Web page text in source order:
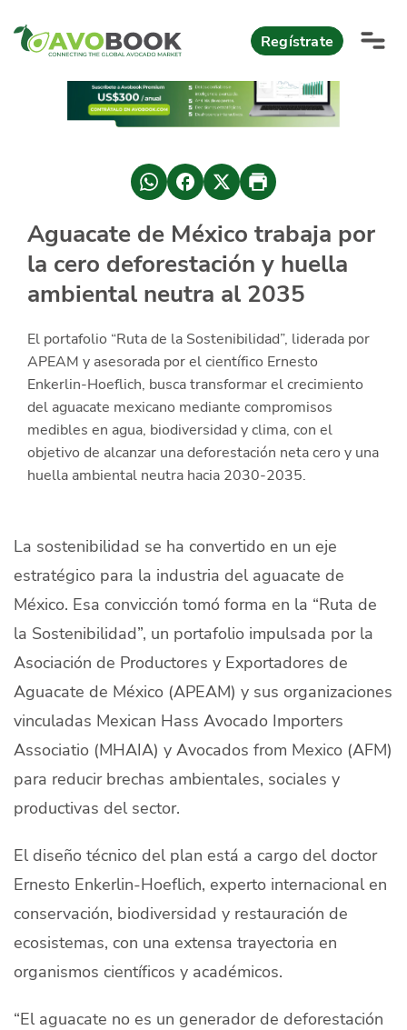
Regístrate
AvoReports
AvoComments
AvoMagazine
Quiénes Somos
Productores
Contacto
modo claro Español
Aguacate de México trabaja por
la cero deforestación y huella
ambiental neutra al 2035
El portafolio “Ruta de la Sostenibilidad”, liderada por
APEAM y asesorada por el científico Ernesto
Enkerlin-Hoeflich, busca transformar el crecimiento
del aguacate mexicano mediante compromisos
medibles en agua, biodiversidad y clima, con el
objetivo de alcanzar una deforestación neta cero y una
huella ambiental neutra hacia 2030-2035.
La sostenibilidad se ha convertido en un eje
estratégico para la industria del aguacate de
México. Esa convicción tomó forma en la “Ruta de
la Sostenibilidad”, un portafolio impulsada por la
Asociación de Productores y Exportadores de
Aguacate de México (APEAM) y sus organizaciones
vinculadas Mexican Hass Avocado Importers
Associatio (MHAIA) y Avocados from Mexico (AFM)
para reducir brechas ambientales, sociales y
productivas del sector.
El diseño técnico del plan está a cargo del doctor
Ernesto Enkerlin-Hoeflich, experto internacional en
conservación, biodiversidad y restauración de
ecosistemas, con una extensa trayectoria en
organismos científicos y académicos.
“El aguacate no es un generador de deforestación